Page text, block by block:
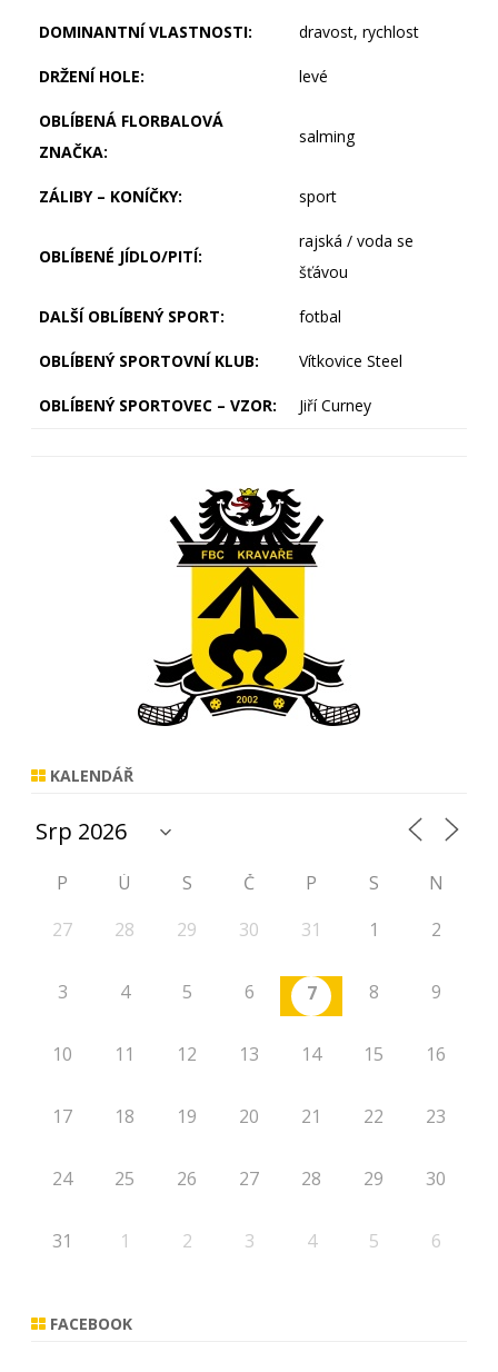
DOMINANTNÍ VLASTNOSTI: dravost, rychlost
DRŽENÍ HOLE: levé
OBLÍBENÁ FLORBALOVÁ
ZNAČKA:
salming
ZÁLIBY – KONÍČKY: sport
OBLÍBENÉ JÍDLO/PITÍ:
rajská / voda se
šťávou
DALŠÍ OBLÍBENÝ SPORT: fotbal
OBLÍBENÝ SPORTOVNÍ KLUB: Vítkovice Steel
OBLÍBENÝ SPORTOVEC – VZOR: Jiří Curney
KALENDÁŘ
P Ú S Č P S
N
27
28 29 30 31 1 2
3 4 5 6 7 8 9
10 11 12 13 14 15 16
17 18 19 20 21 22 23
24 25 26 27 28 29 30
31 1 2 3 4 5 6
FACEBOOK